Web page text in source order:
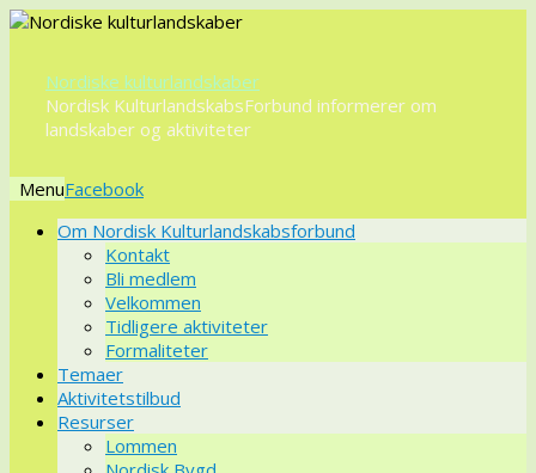
Nordiske kulturlandskaber
Nordisk KulturlandskabsForbund informerer om
landskaber og aktiviteter
Menu
VidereOm Nordisk Kulturlandskabsforbund
Kontakt
Bli medlem
Velkommen
Tidligere aktiviteter
Formaliteter
Temaer
Aktivitetstilbud
Resurser
Lommen